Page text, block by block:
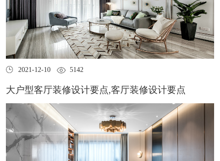
2021-12-10 5142
大户型客厅装修设计要点,客厅装修设计要点